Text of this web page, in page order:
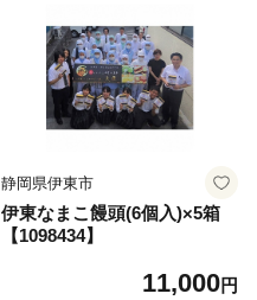
静岡県伊東市
伊東なまこ饅頭(6個入)×5箱
【1098434】
11,000円